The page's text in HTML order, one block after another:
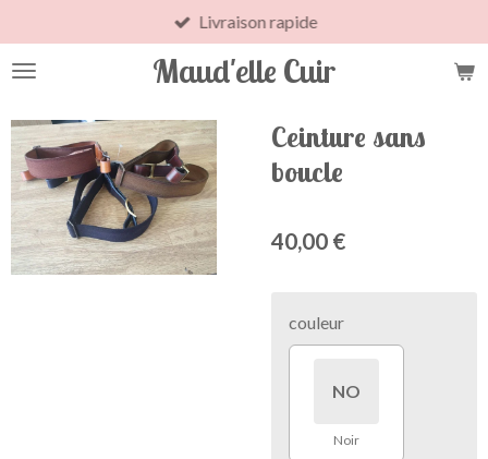
au
contenu
Maud'elle Cuir
Livraison rapide
Ceinture sans
boucle
40,00 €
couleur
NO
Noir